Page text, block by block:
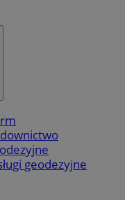
geodezyjne